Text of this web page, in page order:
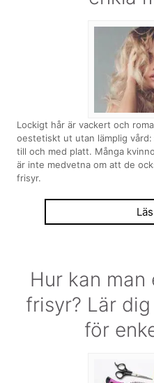
Lockigt hår är vackert och
oestetiskt ut utan lämplig
till och med platt. Många
är inte medvetna om att de
frisyr.
Hur kan man
frisyr? Lär
för